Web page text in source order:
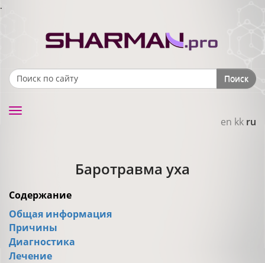
.
Search form Поиск
en kk ru
Toggle
Баротравма уха
Содержание
Общая информация
Причины
Диагностика
Лечение